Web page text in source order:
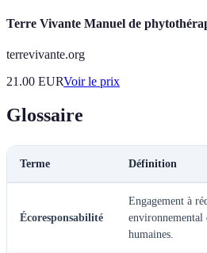
Terre Vivante Manuel de
terrevivante.org
21.00 EURVoir le prix
Glossaire
Terme Définition
Écoresponsabilité
Engagement à
environnemental
humaines.